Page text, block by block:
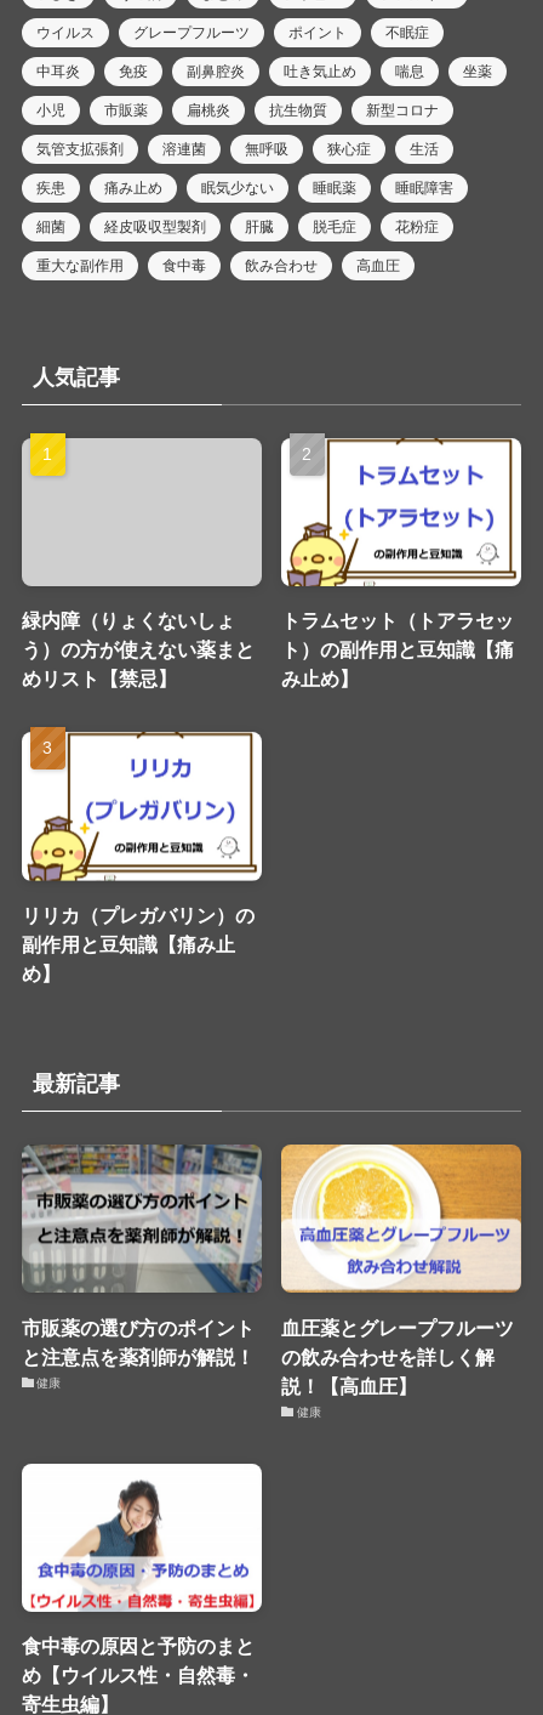
ウイルス グレープフルーツ ポイント 不眠症
中耳炎 免疫 副鼻腔炎 吐き気止め 喘息 坐薬
小児 市販薬 扁桃炎 抗生物質 新型コロナ
気管支拡張剤 溶連菌 無呼吸 狭心症 生活
疾患 痛み止め 眠気少ない 睡眠薬 睡眠障害
細菌 経皮吸収型製剤 肝臓 脱毛症 花粉症
重大な副作用 食中毒 飲み合わせ 高血圧
人気記事
緑内障（りょくないしょ
う）の方が使えない薬まと
めリスト【禁忌】
トラムセット（トアラセッ
ト）の副作用と豆知識【痛
み止め】
リリカ（プレガバリン）の
副作用と豆知識【痛み止
め】
最新記事
市販薬の選び方のポイント
と注意点を薬剤師が解説！
健康
血圧薬とグレープフルーツ
の飲み合わせを詳しく解
説！【高血圧】
健康
食中毒の原因と予防のまと
め【ウイルス性・自然毒・
寄生虫編】